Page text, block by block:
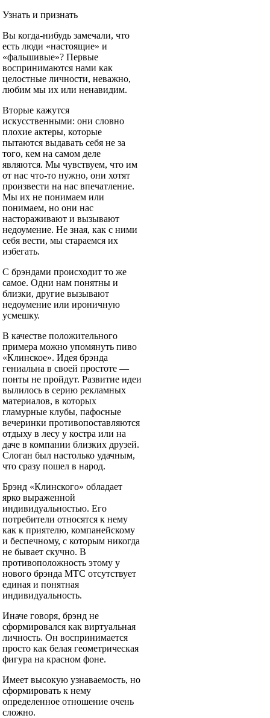
Узнать и признать
Вы когда-нибудь замечали, что
есть люди «настоящие» и
«фальшивые»? Первые
воспринимаются нами как
целостные личности, неважно,
любим мы их или ненавидим.
Вторые кажутся
искусственными: они словно
плохие актеры, которые
пытаются выдавать себя не за
того, кем на самом деле
являются. Мы чувствуем, что им
от нас что-то нужно, они хотят
произвести на нас впечатление.
Мы их не понимаем или
понимаем, но они нас
настораживают и вызывают
недоумение. Не зная, как с ними
себя вести, мы стараемся их
избегать.
С брэндами происходит то же
самое. Одни нам понятны и
близки, другие вызывают
недоумение или ироничную
усмешку.
В качестве положительного
примера можно упомянуть пиво
«Клинское». Идея брэнда
гениальна в своей простоте —
понты не пройдут. Развитие идеи
вылилось в серию рекламных
материалов, в которых
гламурные клубы, пафосные
вечеринки противопоставляются
отдыху в лесу у костра или на
даче в компании близких друзей.
Слоган был настолько удачным,
что сразу пошел в народ.
Брэнд «Клинского» обладает
ярко выраженной
индивидуальностью. Его
потребители относятся к нему
как к приятелю, компанейскому
и беспечному, с которым никогда
не бывает скучно. В
противоположность этому у
нового брэнда МТС отсутствует
единая и понятная
индивидуальность.
Иначе говоря, брэнд не
сформировался как виртуальная
личность. Он воспринимается
просто как белая геометрическая
фигура на красном фоне.
Имеет высокую узнаваемость, но
сформировать к нему
определенное отношение очень
сложно.